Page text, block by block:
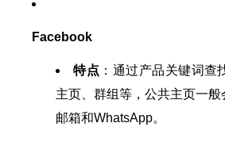
Facebook
特点 ：通过产品关键词查
主页、群组等，公共主页一
邮箱和WhatsApp。